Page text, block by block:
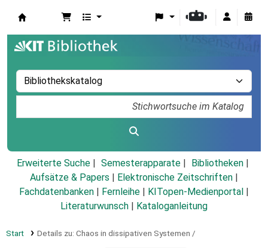
Erweiterte Suche Semesterapparate
Bibliotheken
Aufsätze & Papers
Elektronische Zeitschriften
Fachdatenbanken
Fernleihe KITopen-Medienportal
Literaturwunsch
Kataloganleitung
Start Details zu: Chaos in dissipativen Systemen /